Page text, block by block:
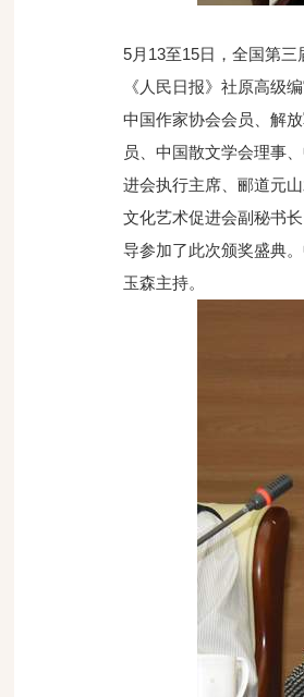
5月13至15日，全国第
《人民日报》社原高级
中国作家协会会员、解
员、中国散文学会理事
进会执行主席、郦道元
文化艺术促进会副秘书
导参加了此次颁奖盛典
玉森主持。